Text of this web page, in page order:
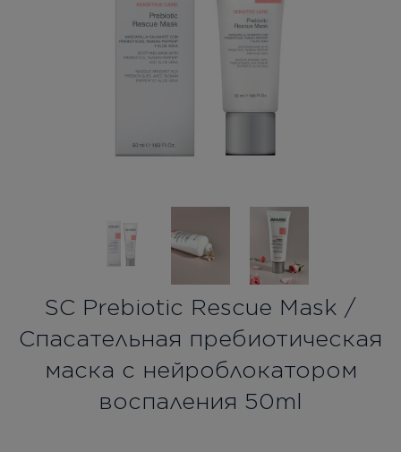
Бесплатная консультация
Вход/Регистрация
SC Prebiotic Rescue Mask /
Спасательная пребиотическая
маска с нейроблокатором
воспаления 50ml